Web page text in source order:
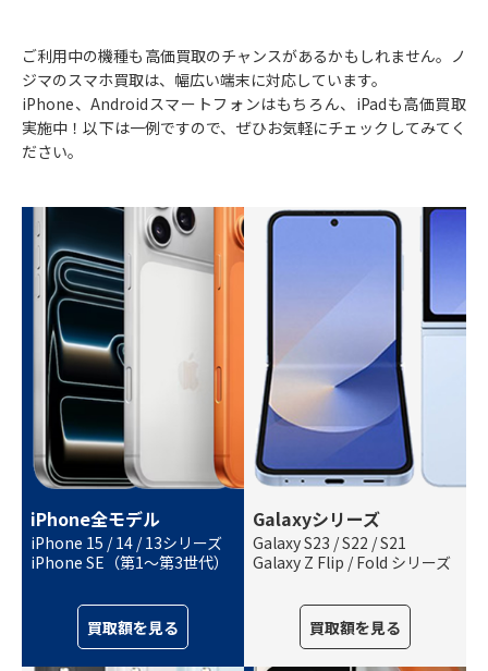
ご利用中の機種も高価買取のチャンスがあるかもしれません。ノ
ジマのスマホ買取は、幅広い端末に対応しています。
iPhone、Androidスマートフォンはもちろん、iPadも高価買取
実施中！以下は一例ですので、ぜひお気軽にチェックしてみてく
ださい。
iPhone全モデル
iPhone 15 / 14 / 13シリーズ
iPhone SE（第1〜第3世代）
買取額を見る
Galaxyシリーズ
Galaxy S23 / S22 / S21
Galaxy Z Flip / Fold シリーズ
買取額を見る